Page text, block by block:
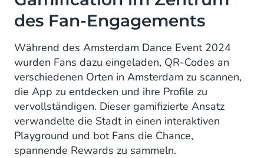
des Fan-Engagements
Während des Amsterdam Dance Event 2024
wurden Fans dazu eingeladen, QR-Codes an
verschiedenen Orten in Amsterdam zu scannen,
die App zu entdecken und ihre Profile zu
vervollständigen. Dieser gamifizierte Ansatz
verwandelte die Stadt in einen interaktiven
Playground und bot Fans die Chance,
spannende Rewards zu sammeln.